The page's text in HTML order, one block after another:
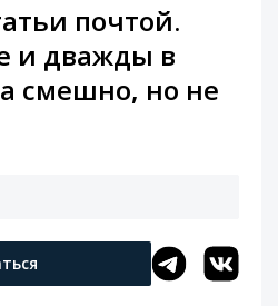
почтой.
и дважды в
смешно, но не